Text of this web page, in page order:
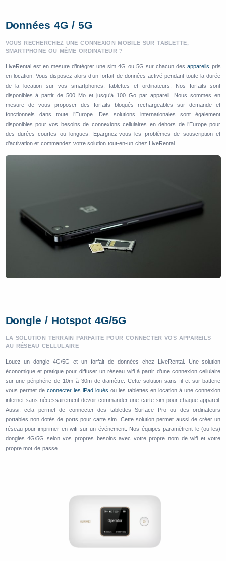
Données 4G / 5G
VOUS RECHERCHEZ UNE CONNEXION MOBILE SUR TABLETTE,
SMARTPHONE OU MÊME ORDINATEUR ?
LiveRental est en mesure d’intégrer une sim 4G ou 5G sur chacun desappareils pris
en location. Vous disposez alors d’un forfait de données activé pendant toute la durée
de la location sur vos smartphones, tablettes et ordinateurs. Nos forfaits sont
disponibles à partir de 500 Mo et jusqu’à 100 Go par appareil. Nous sommes en
mesure de vous proposer des forfaits bloqués rechargeables sur demande et
fonctionnels dans toute l’Europe. Des solutions internationales sont également
disponibles pour vos besoins de connexions cellulaires en dehors de l’Europe pour
des durées courtes ou longues. Epargnez-vous les problèmes de souscription et
d’activation et commandez votre solution tout-en-un chez LiveRental.
Dongle / Hotspot 4G/5G
LA SOLUTION TERRAIN PARFAITE POUR CONNECTER VOS APPAREILS
AU RÉSEAU CELLULAIRE
Louez un dongle 4G/5G et un forfait de données chez LiveRental. Une solution
économique et pratique pour diffuser un réseau wifi à partir d’une connexion cellulaire
sur une périphérie de 10m à 30m de diamètre. Cette solution sans fil et sur batterie
vous permet de connecter les iPad loués ou les tablettes en location à une connexion
internet sans nécessairement devoir commander une carte sim pour chaque appareil.
Aussi, cela permet de connecter des tablettes Surface Pro ou des ordinateurs
portables non dotés de ports pour carte sim. Cette solution permet aussi de créer un
réseau pour imprimer en wifi sur un événement. Nos équipes paramètrent le (ou les)
dongles 4G/5G selon vos propres besoins avec votre propre nom de wifi et votre
propre mot de passe.